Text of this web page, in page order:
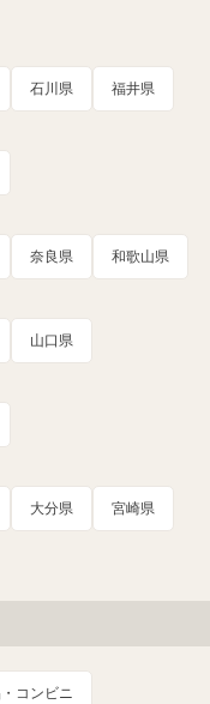
石川県 福井県
奈良県 和歌山県
山口県
大分県 宮崎県
コンビニ